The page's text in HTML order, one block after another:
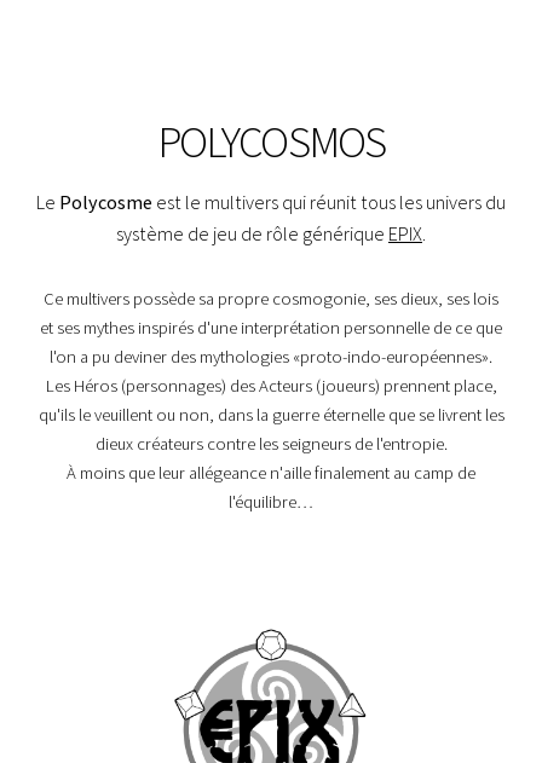
POLYCOSMOS
Le Polycosme est le multivers qui réunit tous les univers du
système de jeu de rôle générique EPIX
Ce multivers possède sa propre cosmogonie, ses dieux, ses lois
et ses mythes inspirés d'une interprétation personnelle de ce que
l'on a pu deviner des mythologies «proto-indo-européennes».
Les Héros (personnages) des Acteurs (joueurs) prennent place,
qu'ils le veuillent ou non, dans la guerre éternelle que se livrent les
dieux créateurs contre les seigneurs de l'entropie.
À moins que leur allégeance n'aille finalement au camp de
l'équilibre…